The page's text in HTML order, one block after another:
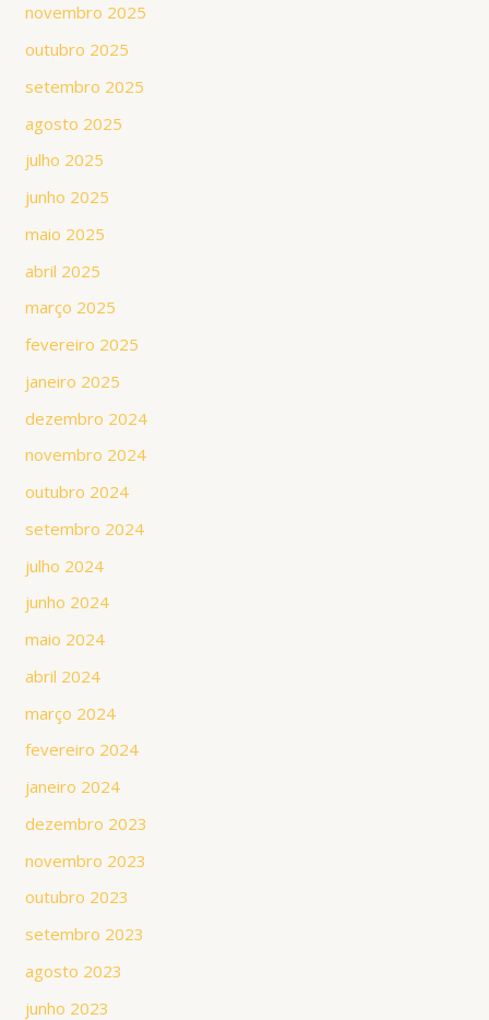
novembro 2025
outubro 2025
setembro 2025
agosto 2025
julho 2025
junho 2025
maio 2025
abril 2025
março 2025
fevereiro 2025
janeiro 2025
dezembro 2024
novembro 2024
outubro 2024
setembro 2024
julho 2024
junho 2024
maio 2024
abril 2024
março 2024
fevereiro 2024
janeiro 2024
dezembro 2023
novembro 2023
outubro 2023
setembro 2023
agosto 2023
junho 2023